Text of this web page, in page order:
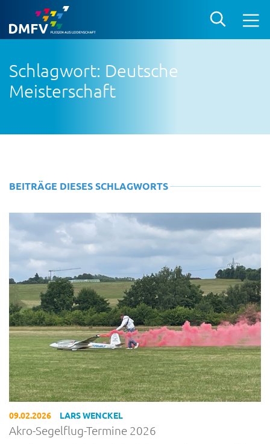
Schlagwort: Deutsche
Meisterschaft
BEITRÄGE DIESES SCHLAGWORTS
09.02.2026 LARS WENCKEL
Akro-Segelflug-Termine 2026